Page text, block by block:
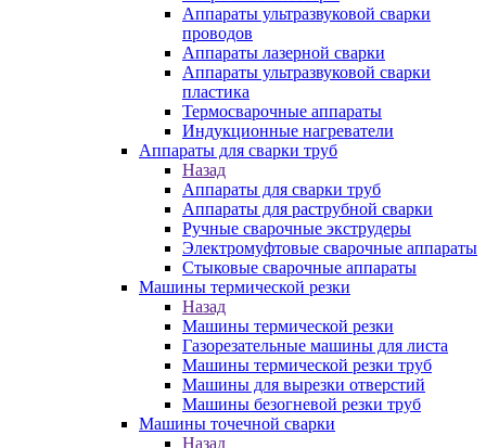
Аппараты ультразвуковой сварки
проводов
Аппараты лазерной сварки
Аппараты ультразвуковой сварки
пластика
Термосварочные аппараты
Индукционные нагреватели
Аппараты для сварки труб
Назад
Аппараты для сварки труб
Аппараты для раструбной сварки
Ручные сварочные экструдеры
Электромуфтовые сварочные аппараты
Стыковые сварочные аппараты
Машины термической резки
Назад
Машины термической резки
Газорезательные машины для листа
Машины термической резки труб
Машины для вырезки отверстий
Машины безогневой резки труб
Машины точечной сварки
Назад